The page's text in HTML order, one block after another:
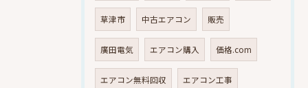
草津市 中古エアコン 販売
廣田電気 エアコン購入 価格.com
エアコン無料回収 エアコン工事